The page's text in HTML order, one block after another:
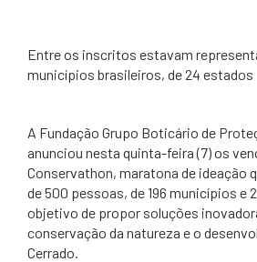
​Entre os inscritos estavam
municípios brasileiros, de 24 estados
A Fundação Grupo Boticário de
anunciou nesta quinta-feira (7) os
Conservathon, maratona de ideação
de 500 pessoas, de 196 municípios e
objetivo de propor soluções
conservação da natureza e o
Cerrado.